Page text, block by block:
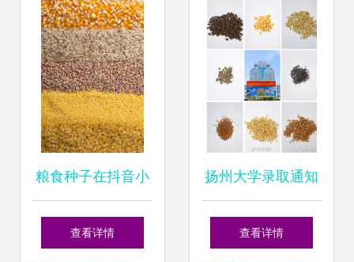
粮食种子在抖音小
店报白上架全攻略
查看详情
扬州大学录取通知
书里藏“种子”:让新
查看详情